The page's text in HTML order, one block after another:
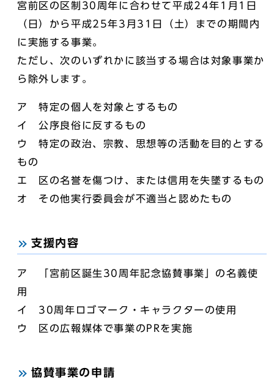
宮前区の区制30周年に合わせて平成24年1月1日
（日）から平成25年3月31日（土）までの期間内
に実施する事業。
ただし、次のいずれかに該当する場合は対象事業か
ら除外します。
ア 特定の個人を対象とするもの
イ 公序良俗に反するもの
ウ 特定の政治、宗教、思想等の活動を目的とする
もの
エ 区の名誉を傷つけ、または信用を失墜するもの
オ その他実行委員会が不適当と認めたもの
支援内容
ア 「宮前区誕生30周年記念協賛事業」の名義使
用
イ 30周年ロゴマーク・キャラクターの使用
ウ 区の広報媒体で事業のPRを実施
協賛事業の申請